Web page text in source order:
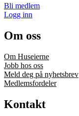
Bli medlem
Logg inn
Om oss
Om Huseierne
Jobb hos oss
Meld deg på nyhetsbrev
Medlemsfordeler
Kontakt